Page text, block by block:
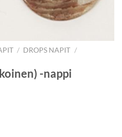
/ DROPS NAPIT /
-nappi